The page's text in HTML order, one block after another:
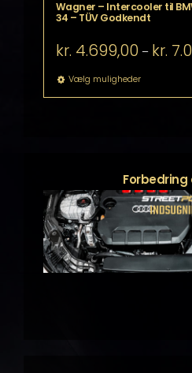
Wagner – Intercooler til
34 – TÜV Godkendt
kr. 4.699,00 – kr.
Vælg mulighederDette
vare
vælges
på
Forbedring